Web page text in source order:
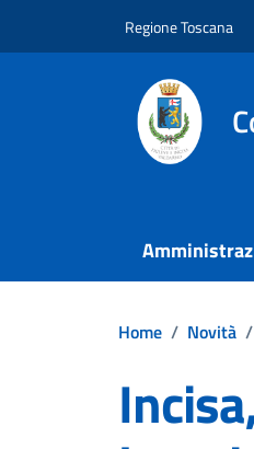
Regione Toscana
Home / Novità /